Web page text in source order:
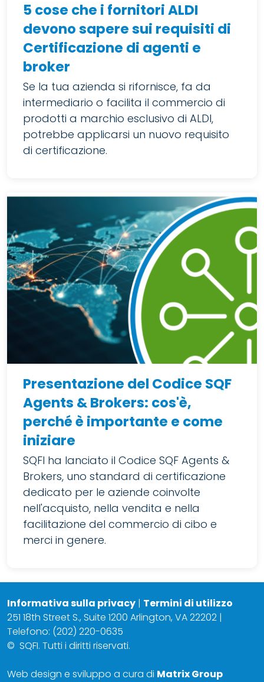
5 cose che i fornitori ALDI
devono sapere sui requisiti di
Certificazione di agenti e
broker
Se la tua azienda si rifornisce, fa da
intermediario o facilita il commercio di
prodotti a marchio esclusivo di ALDI,
potrebbe applicarsi un nuovo requisito
di certificazione.
Presentazione del Codice SQF
Agents & Brokers: cos'è,
perché è importante e come
iniziare
SQFI ha lanciato il Codice SQF Agents &
Brokers, uno standard di certificazione
dedicato per le aziende coinvolte
nell'acquisto, nella vendita e nella
facilitazione del commercio di cibo e
merci in genere.
Informativa sulla privacy | Termini di utilizzo
251 18th Street S., Suite 1200 Arlington, VA 22202 |
Telefono: (202) 220-0635
© SQFI. Tutti i diritti riservati.
Web design e sviluppo a cura di Matrix Group